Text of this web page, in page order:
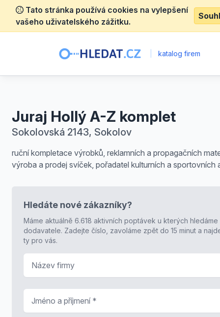
Tato stránka používá cookies na vylepšení
vašeho uživatelského zážitku.
katalog firem
Juraj Hollý A-Z komplet
Sokolovská 2143, Sokolov
ruční kompletace výrobků, reklamních a propagačních
výroba a prodej svíček, pořadatel kulturních a sportovních
Hledáte nové zákazníky?
Máme aktuálně 6.618 aktivních poptávek u kterých hledáme
dodavatele. Zadejte číslo, zavoláme zpět do 15 minut a
ty pro vás.